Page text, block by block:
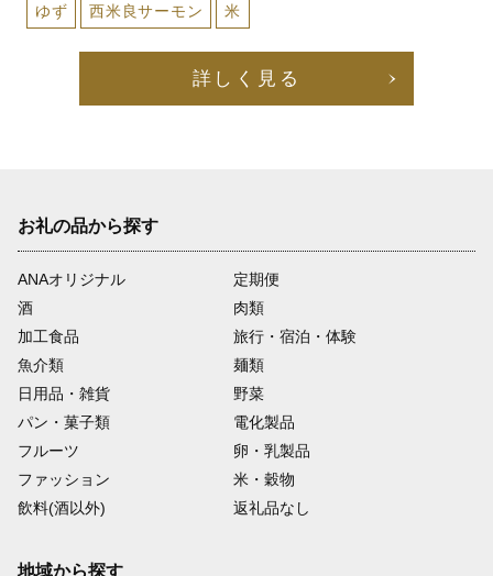
ゆず 西米良サーモン 米
詳しく見る
お礼の品から探す
ANAオリジナル
定期便
酒
肉類
加工食品
旅行・宿泊・体験
魚介類
麺類
日用品・雑貨
野菜
パン・菓子類
電化製品
フルーツ
卵・乳製品
ファッション
米・穀物
飲料(酒以外)
返礼品なし
地域から探す